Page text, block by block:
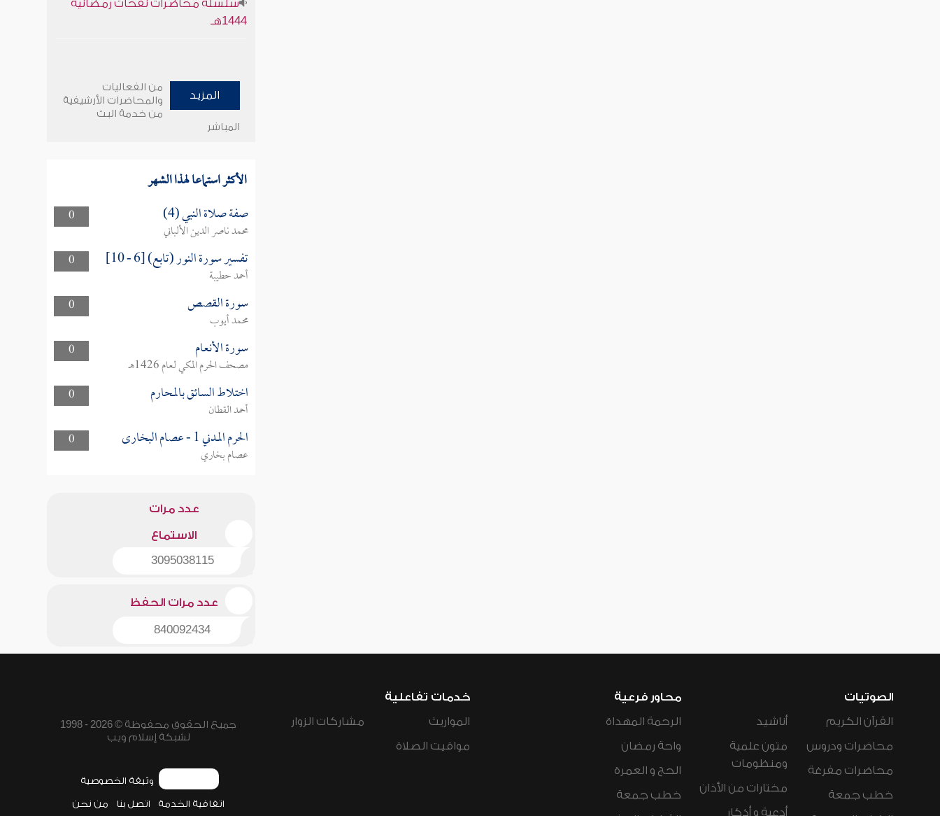
سلسلة محاضرات نفحات رمضانية
1444هـ
المزيد
من الفعاليات
والمحاضرات الأرشيفية
من خدمة البث
المباشر
الأكثر استماعا لهذا الشهر
0 صفة صلاة النبي (4)
محمد ناصر الدين الألباني
0
تفسير سورة النور (تابع) [6 - 10]
أحمد حطيبة
0
سورة القصص
محمد أيوب
0
سورة الأنعام
مصحف الحرم المكي لعام 1426هـ
0
اختلاط السائق بالمحارم
أحمد القطان
0
الحرم المدني 1 - عصام البخارى
عصام بخاري
عدد مرات
الاستماع
3095038115
عدد مرات الحفظ
840092434
الصوتيات
القرآن الكريم
محاضرات ودروس
محاضرات مفرغة
خطب جمعة
أناشيد
متون علمية
ومنظومات
مختارات من الأذان
أدعية و أذكار
محاور فرعية
الرحمة المهداة
واحة رمضان
الحج و العمرة
خطب جمعة
خدمات تفاعلية
المواريث
مواقيت الصلاة
مشاركات الزوار
جميع الحقوق محفوظة © 2026 - 1998
لشبكة إسلام ويب
وثيقة الخصوصية
اتفاقية الخدمة اتصل بنا من نحن